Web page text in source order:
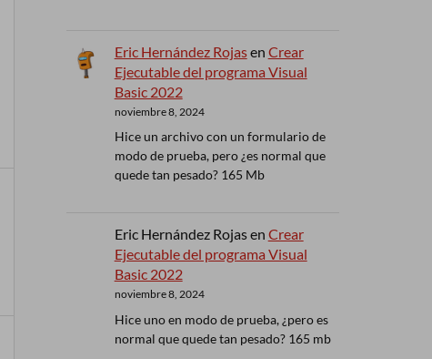
Eric Hernández Rojasen Crear
Ejecutable del programa Visual
Basic 2022
noviembre 8, 2024
Hice un archivo con un formulario de
modo de prueba, pero ¿es normal que
quede tan pesado? 165 Mb
Eric Hernández Rojasen Crear
Ejecutable del programa Visual
Basic 2022
noviembre 8, 2024
Hice uno en modo de prueba, ¿pero es
normal que quede tan pesado? 165 mb